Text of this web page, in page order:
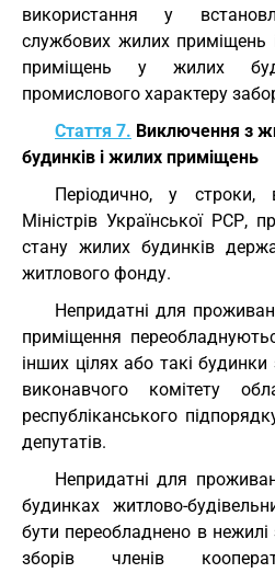
використання у
службових жилих приміщень
приміщень у жилих
промислового характеру
Стаття 7. Виключення з
будинків і жилих приміщень
Періодично, у строки,
Міністрів Української РСР,
стану жилих будинків
житлового фонду.
Непридатні для
приміщення
інших цілях або такі
виконавчого комітету
республіканського
депутатів.
Непридатні для
будинках житлово-
бути переобладнено в
зборів членів